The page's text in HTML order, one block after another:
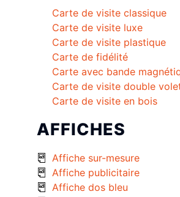
Carte de visite classique
Carte de visite luxe
Carte de visite plastique
Carte de fidélité
Carte avec bande
Carte de visite double
Carte de visite en bois
AFFICHES
Affiche sur-mesure
Affiche publicitaire
Affiche dos bleu